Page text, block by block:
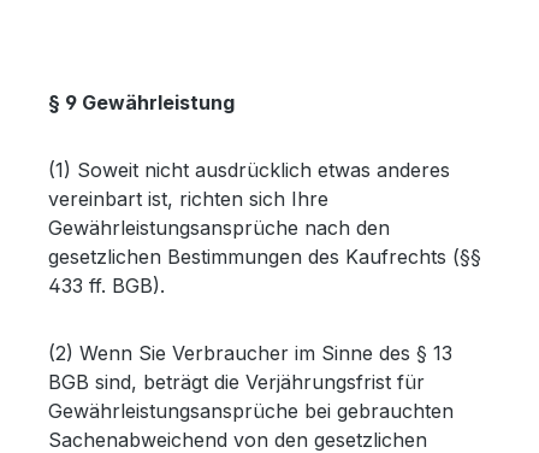
§ 9 Gewährleistung
(1) Soweit nicht ausdrücklich etwas anderes
vereinbart ist, richten sich Ihre
Gewährleistungsansprüche nach den
gesetzlichen Bestimmungen des Kaufrechts (§§
433 ff. BGB).
(2) Wenn Sie Verbraucher im Sinne des § 13
BGB sind, beträgt die Verjährungsfrist für
Gewährleistungsansprüche bei gebrauchten
Sachenabweichend von den gesetzlichen